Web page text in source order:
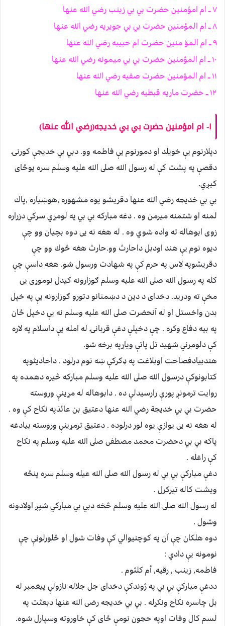
٧ ــ ام امؤمنين حضرت بي بي زينب رضي الله عنها
٨ ــ ام المؤمنين حضرت بي بي جويريه رضي الله عنها
٩ ــ ام المؤ منين حضرت ام حبيبه رضي الله عنها
١٠ ــ ام المؤمنين حضرت بي بي ميمونه رضي الله عنها
١١ ــ ام المؤمنين حضرت صفيه رضي الله عنها
١٢ ــ حضرت ماريه قبطيه رضي الله عنها
١- ام امؤمنين حضرت بي بي خديجه(رضي الله عنها)
دپلارنوم يې خويلد او دمورنوم يې فاطمه وو. دبي بي خديجې كورنۍ
دقصې په پشت كې له رسول الله صلى الله عليه وسلم سره يوځای
كيږي.
بي بي خديجه رضي الله عنها دقريشو يوه مشهوره ,هوښياره ,پاك
لمنه او شتمنه ميرمن وه . دغه مباركه بي بي په لومړي سركي دزراره
زوى ابوهاله ته واده شوي وه . له هغه نه يى دوه بچيان وو چې
ديوه نوم يې هند اودبل داحارث وو.حارث هغه څوك وو چې
دقريشوپه لاس په حرم كې په شهادت ورسول شو. هغه داسې چې
كله په رسول الله صلى الله عليه وسلم ګوزارونه كيدل نوموړى يى
مخې ته ودريد. دخدای د دين د دښمنانو دتورو ګوزارونه يې په خپل
بدن واخستل او له آنحضرت صلى الله عليه وسلم نه يې دخپل ځان
په بيه دفاع وكړه . چې دخپلې دغې قربانۍ له امله يې داسلام په لاره
كې دلومړني شهيد تل پاتې وياړپه برخه شو.
هندبيادفصاحت اوبلاغت په ډګركې ښه نوم درلود . داحاديثوپه
كتابونوكې درسول الله صلى الله عليه وسلم مباركه څيره دهمده په
روايت ترمونږ پورې رارسيدلې ده . دابوهاله له مړينې وروسته
حضرت بي بي خديجة رضي الله عنها دعتيق بن عائذپه نكاح كې وه .
له هغه نه يى يوازې يوه لور درلوده . دعتيق ترمړينې وروسته بيادغه
پاكه بي بي دحضرت محمد مصطفى صلى الله عليه وسلم په نكاح
كې راغله .
دغې مباركې بي بي له رسول الله صلى الله عيله وسلم سره پنځه
ويشت كاله تيركړل .
له رسول الله صلى الله عليه وسلم څخه دبي بي مباركي شپږ اولادونه
وشول .
دوه هلكان چې آن په كوچنيوالي كې وفات شول او څلورلوڼې چې
نومونه يې دادي :
فاطمه, زينب , رقيه, اُم كلثوم .
ددغې مباركې بي بي په ژوندكې دخدای جل جلاله نازولې پيغمبر له
بل چاسره نكاح ونكړله . بي بي خديجه رضى الله عنها دبعثت په
لسم كال وفات اوپه حجون نومې ځای كې خاوروته وسپارل شوه.